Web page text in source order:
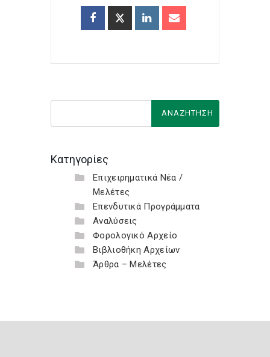
Κατηγορίες
Επιχειρηματικά Νέα /
Μελέτες
Επενδυτικά Προγράμματα
Αναλύσεις
Φορολογικό Αρχείο
Βιβλιοθήκη Αρχείων
Άρθρα – Μελέτες